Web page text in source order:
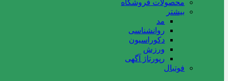
محصولات فروشگاه
بیشتر
مد
روانشناسی
دکوراسیون
ورزش
رپورتاژ آگهی
فوتبال